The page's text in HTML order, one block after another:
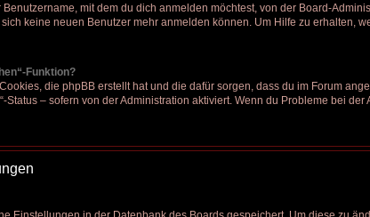
mit dem du dich anmelden möchtest, von der Board-
keine neuen Benutzer mehr anmelden können. Um Hilfe zu erhalten,
Funktion?
die phpBB erstellt hat und die dafür sorgen, dass du im Forum
Status – sofern von der Administration aktiviert. Wenn du Probleme bei